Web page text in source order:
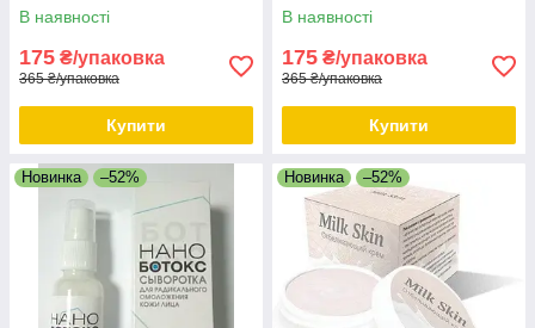
В наявності
175 ₴/упаковка
365 ₴/упаковка
Купити
В наявності
175 ₴/упаковка
365 ₴/упаковка
Купити
Новинка –52% Новинка –52%